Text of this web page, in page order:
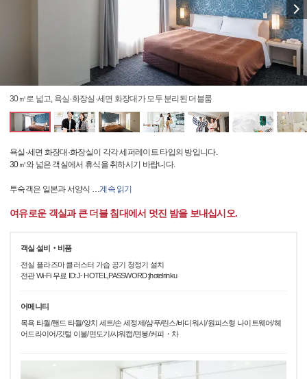
30㎡로 넓고, 욕실·화장실·세면 화장대가 모두 분리된 더블룸
욕실·세면 화장대·화장실이 각각 세퍼레이트 타입의 방입니다.
30㎡와 넓은 객실에서 휴식을 취하시기 바랍니다.
투숙객은 일본과 서양식 …계속 읽기
여유로운 객실과 큰 더블 침대에서 멋진 밤을 보내십시오.
객실 설비‧비품
전실 플라즈마 클러스터 가습 공기 청정기 설치
전관 Wi-Fi 무료 ID:J- HOTEL,PASSWORD:jhotelrinku
어메니티
목욕 타월/핸드 타월/양치 세트/손 세정제/샴푸/린스/바디워시/원피스형 나이트웨어/헤
어드라이어/깃털 이불/면도기/샤워캡/면봉/커피・차